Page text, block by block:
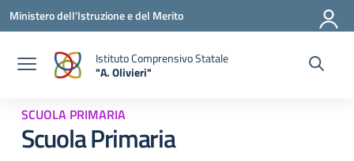
Vai ai contenuti
Vai al menu di navigazione
Vai al footer
Ministero dell'Istruzione e del Merito
Istituto Comprensivo Statale
"A. Olivieri"
SCUOLA PRIMARIA
Scuola Primaria